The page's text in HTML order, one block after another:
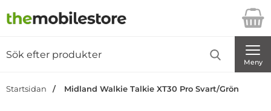
Startsidan för Danira Telecom AB
Meny
Startsidan Midland Walkie Talkie XT30 Pro Svart/Grön